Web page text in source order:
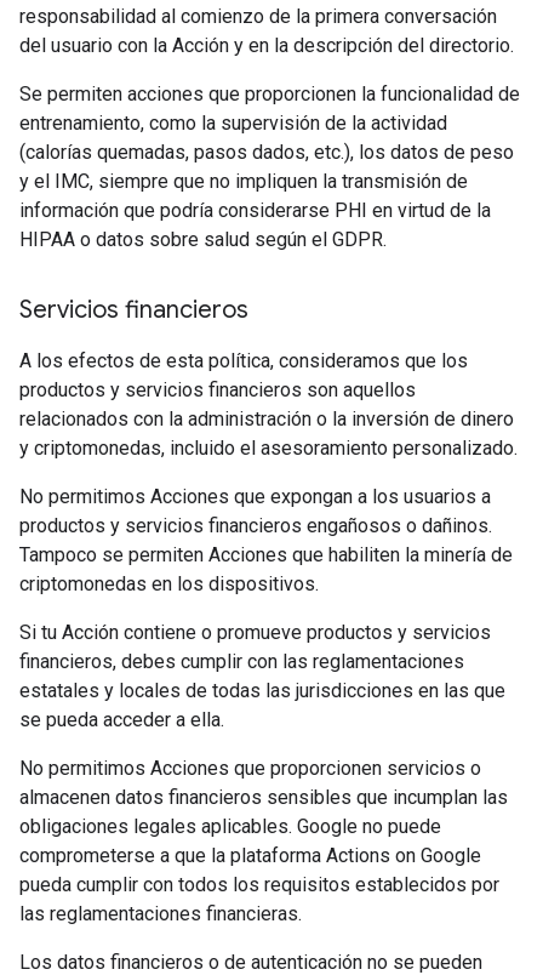
responsabilidad al comienzo de la primera conversación
del usuario con la Acción y en la descripción del directorio.
Se permiten acciones que proporcionen la funcionalidad de
entrenamiento, como la supervisión de la actividad
(calorías quemadas, pasos dados, etc.), los datos de peso
y el IMC, siempre que no impliquen la transmisión de
información que podría considerarse PHI en virtud de la
HIPAA o datos sobre salud según el GDPR.
Servicios financieros
A los efectos de esta política, consideramos que los
productos y servicios financieros son aquellos
relacionados con la administración o la inversión de dinero
y criptomonedas, incluido el asesoramiento personalizado.
No permitimos Acciones que expongan a los usuarios a
productos y servicios financieros engañosos o dañinos.
Tampoco se permiten Acciones que habiliten la minería de
criptomonedas en los dispositivos.
Si tu Acción contiene o promueve productos y servicios
financieros, debes cumplir con las reglamentaciones
estatales y locales de todas las jurisdicciones en las que
se pueda acceder a ella.
No permitimos Acciones que proporcionen servicios o
almacenen datos financieros sensibles que incumplan las
obligaciones legales aplicables. Google no puede
comprometerse a que la plataforma Actions on Google
pueda cumplir con todos los requisitos establecidos por
las reglamentaciones financieras.
Los datos financieros o de autenticación no se pueden